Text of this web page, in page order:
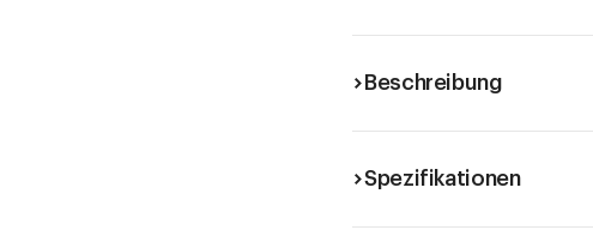
Beschreibung
Spezifikationen